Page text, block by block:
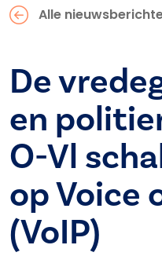
Alle
De
en
O-Vl
op Voice
(VoIP)